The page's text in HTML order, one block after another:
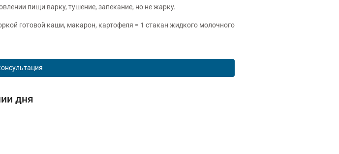
пищи варку, тушение, запекание, но не жарку.
готовой каши, макарон, картофеля = 1 стакан жидкого молочного
дня